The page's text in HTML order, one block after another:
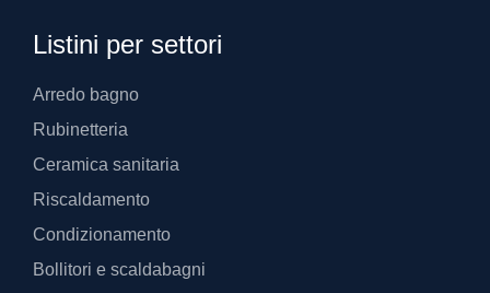
Listini per settori
Arredo bagno
Rubinetteria
Ceramica sanitaria
Riscaldamento
Condizionamento
Bollitori e scaldabagni